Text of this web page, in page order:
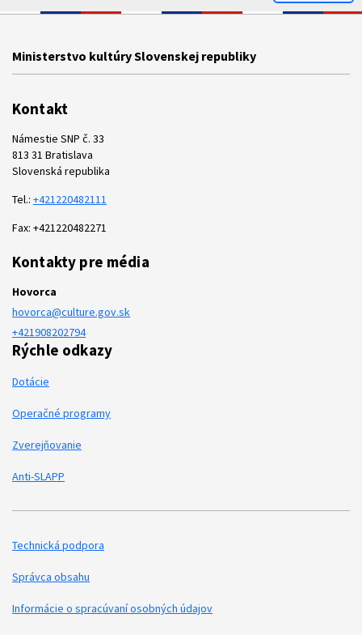
Ministerstvo kultúry Slovenskej republiky
Kontakt
Námestie SNP č. 33
813 31 Bratislava
Slovenská republika
Tel.: +421220482111
Fax: +421220482271
Kontakty pre média
Hovorca
hovorca@culture.gov.sk
+421908202794
Rýchle odkazy
Dotácie
Operačné programy
Zverejňovanie
Anti-SLAPP
Podporné odkazy
Technická podpora
Správca obsahu
Informácie o spracúvaní osobných údajov